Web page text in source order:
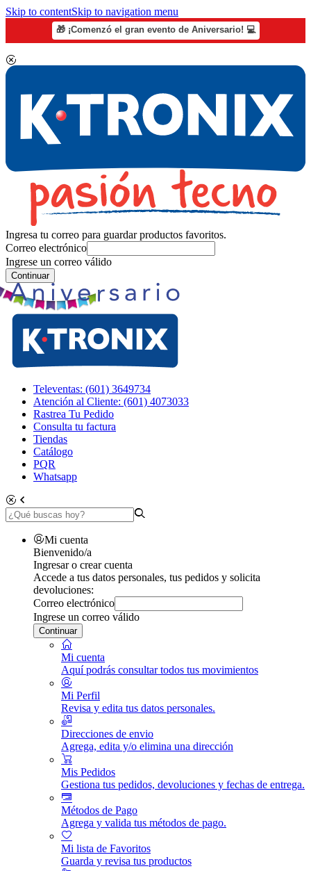
Skip to contentSkip to navigation menu
🎁 ¡Comenzó el gran evento de Aniversario! 💻
Ingresa tu correo para guardar productos favoritos.
Correo electrónico
Ingrese un correo válido
Continuar
Televentas: (601) 3649734
Atención al Cliente: (601) 4073033
Rastrea Tu Pedido
Consulta tu factura
Tiendas
Catálogo
PQR
Whatsapp
Mi cuenta
Bienvenido/a
Ingresar o crear cuenta
Accede a tus datos personales, tus pedidos y solicita
devoluciones:
Correo electrónico
Ingrese un correo válido
Continuar
Mi cuenta
Aquí podrás consultar todos tus movimientos
Mi Perfil
Revisa y edita tus datos personales.
Direcciones de envio
Agrega, edita y/o elimina una dirección
Mis Pedidos
Gestiona tus pedidos, devoluciones y fechas de entrega.
Métodos de Pago
Agrega y valida tus métodos de pago.
Mi lista de Favoritos
Guarda y revisa tus productos